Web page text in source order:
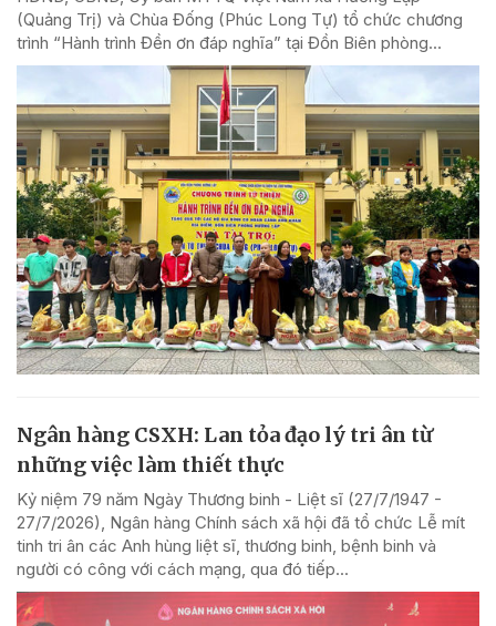
(Quảng Trị) và Chùa Đống (Phúc Long Tự) tổ chức chương
trình “Hành trình Đền ơn đáp nghĩa” tại Đồn Biên phòng...
Ngân hàng CSXH: Lan tỏa đạo lý tri ân từ
những việc làm thiết thực
Kỷ niệm 79 năm Ngày Thương binh - Liệt sĩ (27/7/1947 -
27/7/2026), Ngân hàng Chính sách xã hội đã tổ chức Lễ mít
tinh tri ân các Anh hùng liệt sĩ, thương binh, bệnh binh và
người có công với cách mạng, qua đó tiếp...